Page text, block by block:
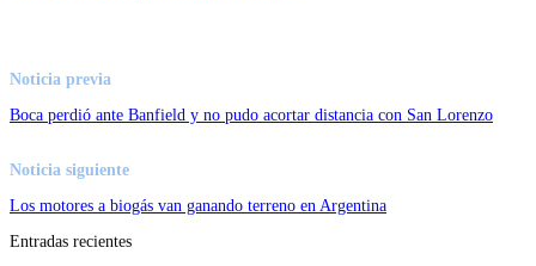
Noticia previa
Boca perdió ante Banfield y no pudo acortar distancia con San Lorenzo
Noticia siguiente
Los motores a biogás van ganando terreno en Argentina
Entradas recientes